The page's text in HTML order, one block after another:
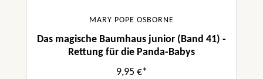
MARY POPE OSBORNE
Das magische Baumhaus junior (Band 41) -
Rettung für die Panda-Babys
9,95 €*